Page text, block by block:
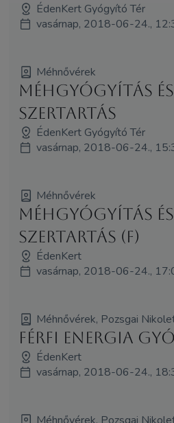
ÉdenKert Gyógyító Tér
vasárnap, 2018-06-24.,
Méhnővérek
Méhgyógyítás
szertartás
ÉdenKert Gyógyító Tér
vasárnap, 2018-06-24.,
Méhnővérek
Méhgyógyítás
szertartás (F)
ÉdenKert
vasárnap, 2018-06-24.,
Méhnővérek, Pozsgai
Férfi Energia
ÉdenKert
vasárnap, 2018-06-24.,